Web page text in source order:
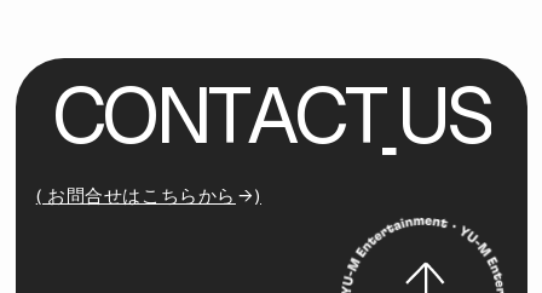
CONTACT US
( お問合せはこちらから )